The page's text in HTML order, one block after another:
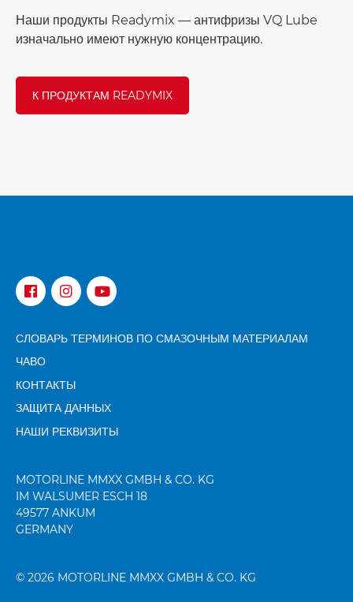
Наши продукты Readymix — антифризы VQ Lube
изначально имеют нужную концентрацию.
К ПРОДУКТАМ READYMIX
СЛОВАРЬ ТЕРМИНОВ ПО СМАЗОЧНЫМ МАТЕРИАЛАМ
ЧАВО
КОНТАКТЫ
ЗАЩИТА ДАННЫХ
НАШИ РЕКВИЗИТЫ
MOTORLINE MMXX GMBH & CO. KG
IM WALSUMER ESCH 18
49577 ANKUM
GERMANY
© 2026 MOTORLINE MMXX GMBH & CO. KG